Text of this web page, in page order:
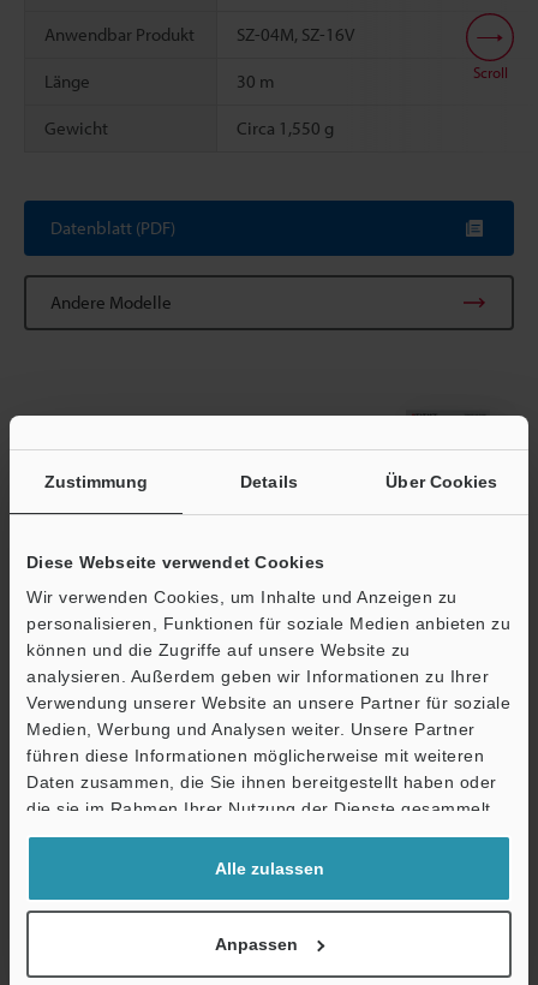
Zustimmung Details Über Cookies
Diese Webseite verwendet Cookies
Wir verwenden Cookies, um Inhalte und Anzeigen zu
personalisieren, Funktionen für soziale Medien anbieten zu
können und die Zugriffe auf unsere Website zu
analysieren. Außerdem geben wir Informationen zu Ihrer
Verwendung unserer Website an unsere Partner für soziale
Medien, Werbung und Analysen weiter. Unsere Partner
führen diese Informationen möglicherweise mit weiteren
Daten zusammen, die Sie ihnen bereitgestellt haben oder
die sie im Rahmen Ihrer Nutzung der Dienste gesammelt
haben.
Alle zulassen
Anpassen
Anwendbar Produkt SZ-04M, SZ-16V
Länge 30 m
Gewicht Circa 1,550 g
Scroll
Datenblatt (PDF)
Andere Modelle
Technische Leitfäden
Datenblatt (PDF)
CAD / CAE
Handbücher
Software
Fragen
Sicherheits-Laserscanner
Support